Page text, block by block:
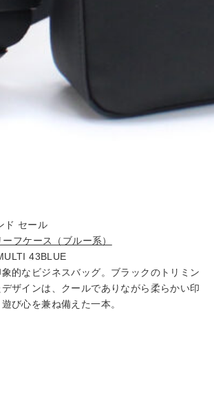
ド セール
フケース（ブルー系）
43BLUE
的なビジネスバッグ。ブラックのトリミン
ザインは、クールでありながら柔らかい印
び心を兼ね備えた一本。